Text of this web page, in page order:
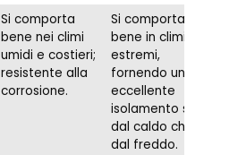
Si comporta
bene nei climi
umidi e costieri;
resistente alla
corrosione.
Si comporta
bene in climi
estremi,
fornendo un
eccellente
isolamento sia
dal caldo che
dal freddo.